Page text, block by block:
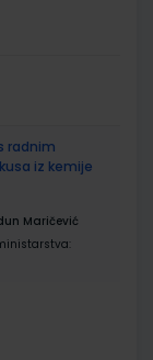
radnim
iz kemije
Maričević